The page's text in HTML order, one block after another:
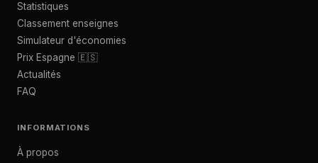
Statistiques
Classement enseignes
Simulateur d'économies
Prix Espagne 🇪🇸
Actualités
FAQ
INFORMATIONS
À propos